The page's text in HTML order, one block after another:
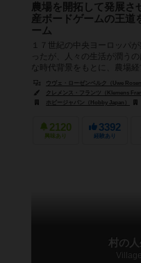
農場を開拓して発展さ
産ボードゲームの王道
ーム
１７世紀の中央ヨーロッパ
ったが、人々の生活が潤う
な時代背景をもとに、農場
く発展させていくボードゲー
ウヴェ・ローゼンベルク（Uwe
クレメンス・フランツ（Klemens
ホビージャパン（Hobby Japan）
2120
興味あり
3392
経験あり
村の人
Village